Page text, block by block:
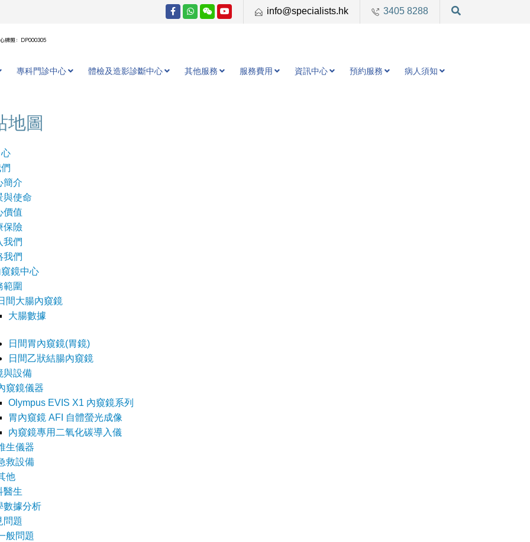
info@specialists.hk 3405 8288
牌照：DP000305
專科門診中心 體檢及造影診斷中心 其他服務 服務費用 資訊中心 預約服務 病人須知
地圖
簡介
與使命
價值
保險
我們
我們
鏡中心
範圍
間大腸內窺鏡
大腸數據
日間胃內窺鏡(胃鏡)
日間乙狀結腸內窺鏡
與設備
窺鏡儀器
Olympus EVIS X1 內窺鏡系列
胃內窺鏡 AFI 自體螢光成像
內窺鏡專用二氧化碳導入儀
生儀器
救設備
他
醫生
數據分析
問題
般問題